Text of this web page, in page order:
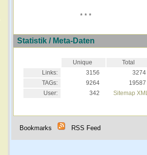
* * *
Statistik / Meta-Daten
Unique
Total
Links:
3156
3274
TAGs:
9264
19587
User:
342 Sitemap XML
Bookmarks RSS Feed